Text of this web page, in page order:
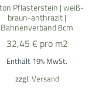
Pflasterstein | weiß-
braun-anthrazit |
Bahnenverband 8cm
32,45 € pro m2
Enthält 19% MwSt.
zzgl. Versand